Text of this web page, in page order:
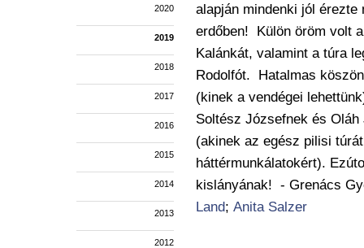
2020
2019
2018
2017
2016
2015
2014
2013
2012
alapján mindenki jól
erdőben!
Külön öröm volt
Kalánkát, valamint a túra
Rodolfót.
Hatalmas
(kinek a vendégei
Soltész Józsefnek és
(akinek az egész pilisi
háttérmunkálatokért).
kislányának! - Grenács
Land; Anita Salzer